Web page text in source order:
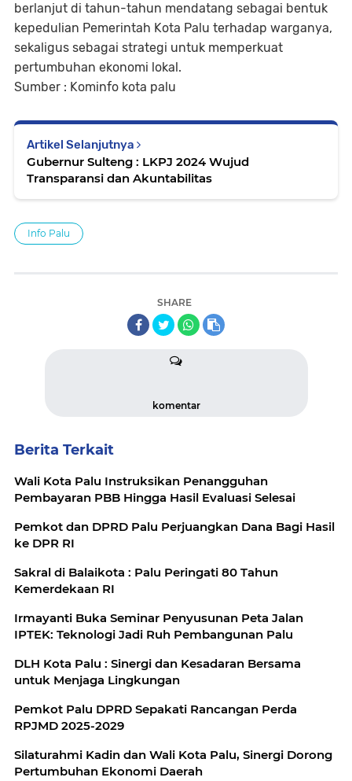
berlanjut di tahun-tahun mendatang sebagai bentuk
kepedulian Pemerintah Kota Palu terhadap warganya,
sekaligus sebagai strategi untuk memperkuat
pertumbuhan ekonomi lokal.
Sumber : Kominfo kota palu
Artikel Selanjutnya
Gubernur Sulteng : LKPJ 2024 Wujud
Transparansi dan Akuntabilitas
Info Palu
SHARE
komentar
Berita Terkait
Wali Kota Palu Instruksikan Penangguhan
Pembayaran PBB Hingga Hasil Evaluasi Selesai
Pemkot dan DPRD Palu Perjuangkan Dana Bagi Hasil
ke DPR RI
Sakral di Balaikota : Palu Peringati 80 Tahun
Kemerdekaan RI
Irmayanti Buka Seminar Penyusunan Peta Jalan
IPTEK: Teknologi Jadi Ruh Pembangunan Palu
DLH Kota Palu : Sinergi dan Kesadaran Bersama
untuk Menjaga Lingkungan
Pemkot Palu DPRD Sepakati Rancangan Perda
RPJMD 2025-2029
Silaturahmi Kadin dan Wali Kota Palu, Sinergi Dorong
Pertumbuhan Ekonomi Daerah